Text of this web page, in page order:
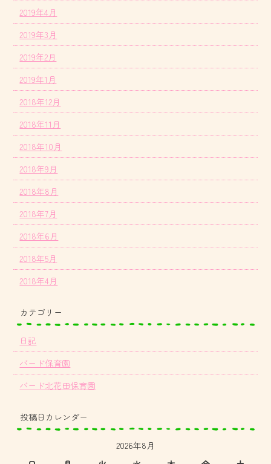
2019年4月
2019年3月
2019年2月
2019年1月
2018年12月
2018年11月
2018年10月
2018年9月
2018年8月
2018年7月
2018年6月
2018年5月
2018年4月
カテゴリー
日記
バード保育園
バード北花田保育園
投稿日カレンダー
2026年8月